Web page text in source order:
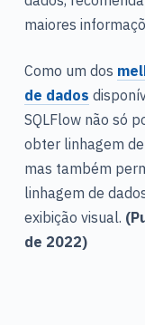
maiores
Como um dos
de dados
SQLFlow não só
obter linhagem
mas também
linhagem de
exibição visual.
de 2022)